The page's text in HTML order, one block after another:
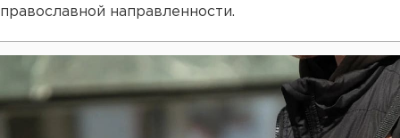
православной направленности.